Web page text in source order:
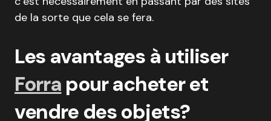
de la sorte que cela se fera.
Les avantages à utiliser
Forra pour acheter et
vendre des objets?